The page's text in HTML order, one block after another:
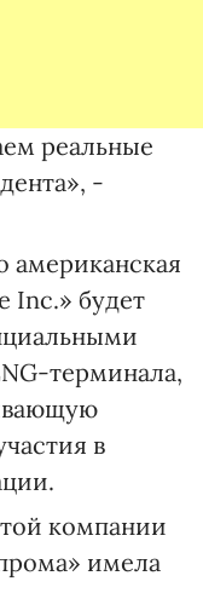
реальные
-
американская
Inc.» будет
терминала,
в
компании
имела